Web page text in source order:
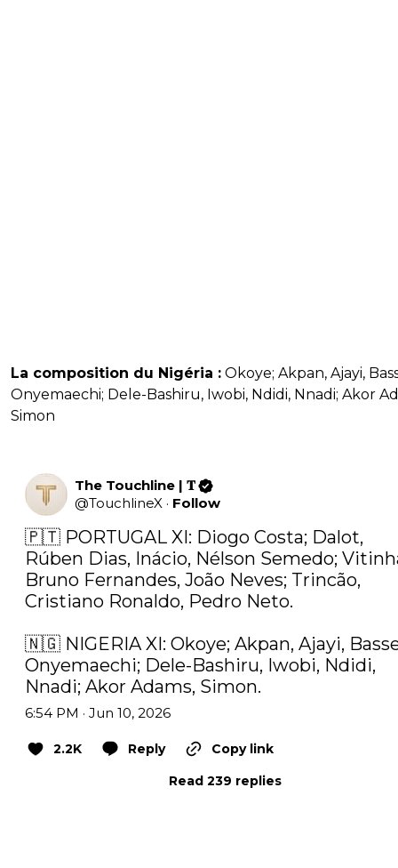
La composition du Nigéria : Okoye; Akpan, Ajayi,
Onyemaechi; Dele-Bashiru, Iwobi, Ndidi, Nnadi; Akor
Simon
The Touchline | 𝐓
@TouchlineX · Follow
🇵🇹 PORTUGAL XI: Diogo Costa; Dalot,
Rúben Dias, Inácio, Nélson Semedo;
Bruno Fernandes, João Neves; Trincão,
Cristiano Ronaldo, Pedro Neto.
🇳🇬 NIGERIA XI: Okoye; Akpan, Ajayi,
Onyemaechi; Dele-Bashiru, Iwobi, Ndidi,
Nnadi; Akor Adams, Simon.
6:54 PM · Jun 10, 2026
2.2K Reply
Copy link
Read 239 replies